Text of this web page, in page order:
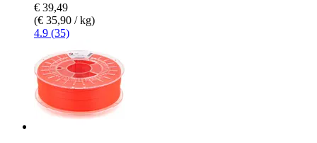
€ 39,49
(€ 35,90 / kg)
4.9 (35)